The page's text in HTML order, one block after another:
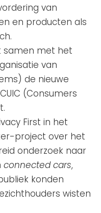
van
en producten als
samen met het
van
de nieuwe
(Consumers
First in het
project over het
onderzoek naar
connected cars,
konden
wisten